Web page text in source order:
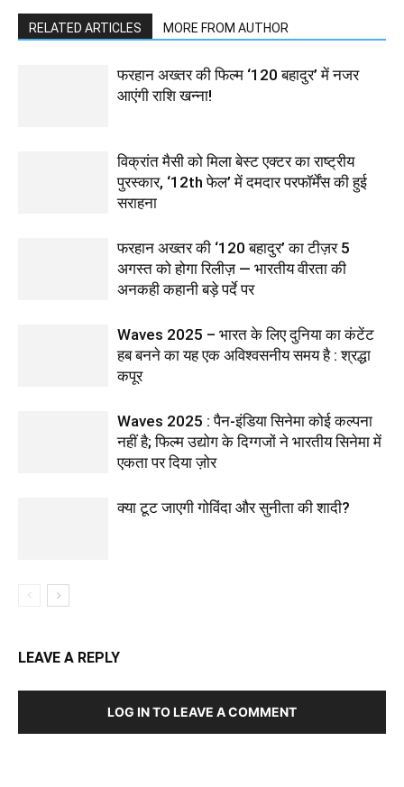
RELATED ARTICLES MORE FROM AUTHOR
फरहान अख्तर की फिल्म ‘120 बहादुर’ में नजर
आएंगी राशि खन्ना!
विक्रांत मैसी को मिला बेस्ट एक्टर का राष्ट्रीय
पुरस्कार, ‘12th फेल’ में दमदार परफॉर्मेंस की हुई
सराहना
फरहान अख्तर की ‘120 बहादुर’ का टीज़र 5
अगस्त को होगा रिलीज़ — भारतीय वीरता की
अनकही कहानी बड़े पर्दे पर
Waves 2025 – भारत के लिए दुनिया का कंटेंट
हब बनने का यह एक अविश्वसनीय समय है : श्रद्धा
कपूर
Waves 2025 : पैन-इंडिया सिनेमा कोई कल्पना
नहीं है; फिल्म उद्योग के दिग्गजों ने भारतीय सिनेमा में
एकता पर दिया ज़ोर
क्या टूट जाएगी गोविंदा और सुनीता की शादी?
LEAVE A REPLY
LOG IN TO LEAVE A COMMENT